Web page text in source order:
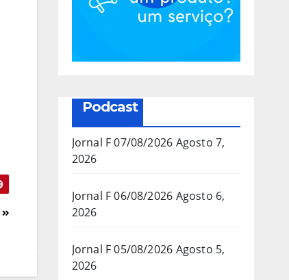
Podcast
Jornal F 07/08/2026 Agosto 7,
2026
Jornal F 06/08/2026 Agosto 6,
2026
Jornal F 05/08/2026 Agosto 5,
2026